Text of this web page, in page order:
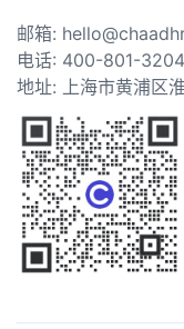
邮箱:
电话: 400-801-3204
地址: 上海市黄浦区